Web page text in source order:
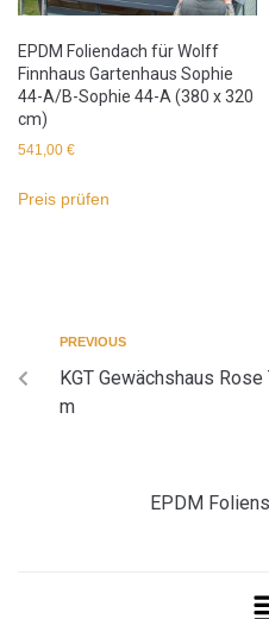
EPDM Foliendach für Wolff
Finnhaus Gartenhaus Sophie
44-A/B-Sophie 44-A (380 x 320
cm)
541,00 €
Preis prüfen
PREVIOUS
KGT Gewächshaus
m
EPDM